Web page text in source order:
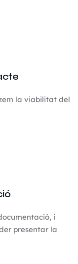
la viabilitat del
i
presentar la